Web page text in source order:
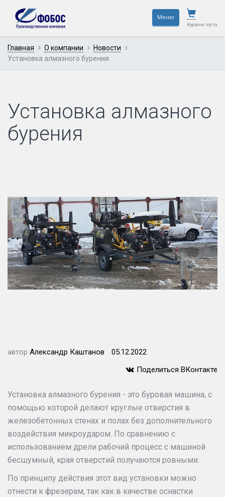
Корзина пуста
Меню
Главная О компании
Новости
Установка алмазного бурения
Установка алмазного
бурения
автор Александр Каштанов
05.12.2022
Поделиться ВКонтакте
Установка алмазного бурения - это буровая машина, с
помощью которой делают круглые отверстия в
железобетонных стенах и полах без дополнительного
воздействия микроударом. По сравнению с
использованием дрели рабочий процесс с машиной
бесшумный, края отверстий получаются ровными.
По принципу действия этот вид установки можно
отнести к фрезерам, так как в качестве оснастки
—
Не тратьте время,
доверьте выбор нам!
Подберем оборудование для Вас за 10
минут!
Подобрать